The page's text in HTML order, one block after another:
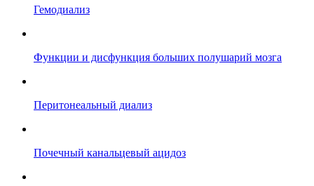
Гемодиализ
Функции и дисфункция больших полушарий мозга
Перитонеальный диализ
Почечный канальцевый ацидоз